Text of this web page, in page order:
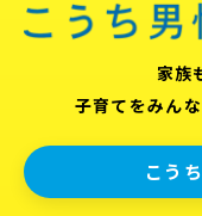
家族
子育てをみん
こう